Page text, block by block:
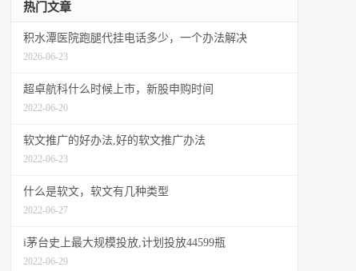
热门文章
积水潭医院跑腿代挂电话多少，一个办法解决
2026-06-23
超卓航科什么时候上市，新股申购时间
2022-06-20
软文推广的好办法,好的软文推广办法
2022-06-23
什么是软文，软文有几种类型
2022-06-27
i茅台史上最大规模投放,计划投放44599瓶
2022-06-29